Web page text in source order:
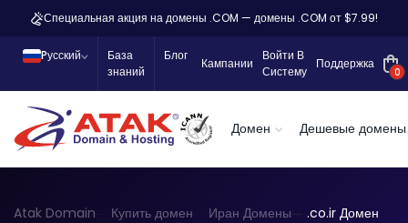
Специальная акция на домены .COM — домены .COM от $7.99!
Pусский
База
знаний
Блог
Кампании
Войти В
Систему
Поддержка
0
Домен Дешевые домены
Atak Domain Купить домен Иран Домены .co.ir Домен